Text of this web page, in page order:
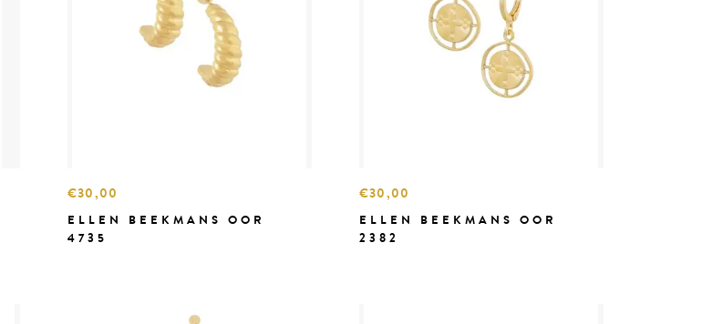
€30,00
ELLEN BEEKMANS OOR
4735
€30,00
ELLEN BEEKMANS OOR
2382